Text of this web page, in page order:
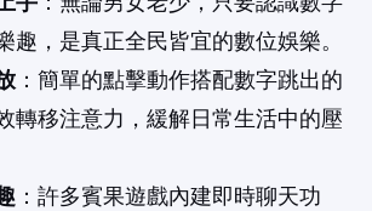
趣，是真正全民皆宜的數位娛樂。
：簡單的點擊動作搭配數字跳出的
轉移注意力，緩解日常生活中的壓
：許多賓果遊戲內建即時聊天功